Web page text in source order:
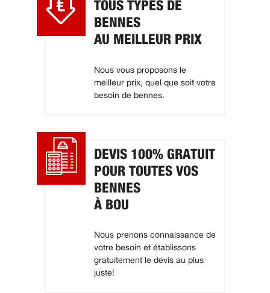
TOUS TYPES DE
BENNES
AU MEILLEUR PRIX
Nous vous proposons le
meilleur prix, quel que soit votre
besoin de bennes.
DEVIS 100% GRATUIT
POUR TOUTES VOS
BENNES
À BOU
Nous prenons connaissance de
votre besoin et établissons
gratuitement le devis au plus
juste!